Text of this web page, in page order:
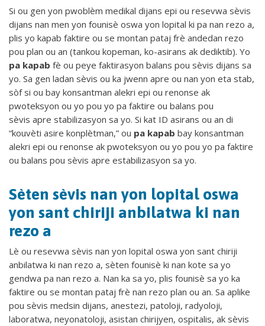
Si ou gen yon pwoblèm medikal dijans epi ou resevwa sèvis
dijans nan men yon founisè oswa yon lopital ki pa nan rezo a,
plis yo kapab faktire ou se montan pataj frè andedan rezo
pou plan ou an (tankou kopeman, ko-asirans ak dediktib). Yo
pa kapab fè ou peye faktirasyon balans pou sèvis dijans sa
yo. Sa gen ladan sèvis ou ka jwenn apre ou nan yon eta stab,
sòf si ou bay konsantman alekri epi ou renonse ak
pwoteksyon ou yo pou yo pa faktire ou balans pou
sèvis apre stabilizasyon sa yo. Si kat ID asirans ou an di
“kouvèti asire konplètman,” ou pa kapab bay konsantman
alekri epi ou renonse ak pwoteksyon ou yo pou yo pa faktire
ou balans pou sèvis apre estabilizasyon sa yo.
Sèten sèvis nan yon lopital oswa
yon sant chiriji anbilatwa ki nan
rezo a
Lè ou resevwa sèvis nan yon lopital oswa yon sant chiriji
anbilatwa ki nan rezo a, sèten founisè ki nan kote sa yo
gendwa pa nan rezo a. Nan ka sa yo, plis founisè sa yo ka
faktire ou se montan pataj frè nan rezo plan ou an. Sa aplike
pou sèvis medsin dijans, anestezi, patoloji, radyoloji,
laboratwa, neyonatoloji, asistan chirijyen, ospitalis, ak sèvis